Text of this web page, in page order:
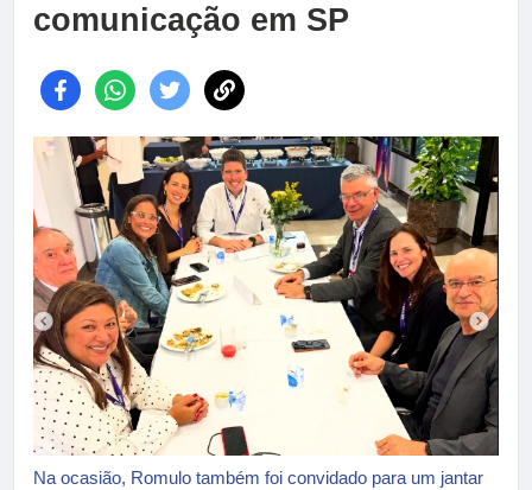
comunicação em SP
Na ocasião, Romulo também foi convidado para um jantar